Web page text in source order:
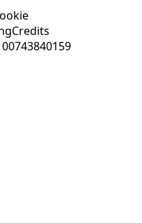
Credits